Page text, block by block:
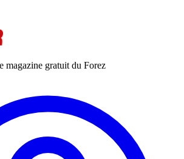
magazine gratuit du Forez